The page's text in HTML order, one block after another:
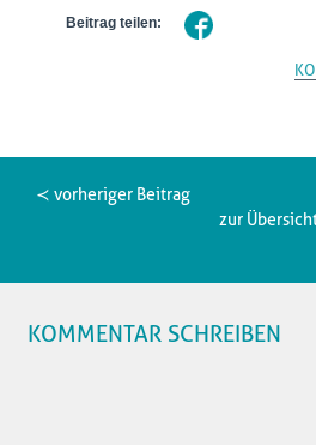
Beitrag teilen:
≺ vorheriger Beitrag
zur
KOMMENTAR SCHREIBEN